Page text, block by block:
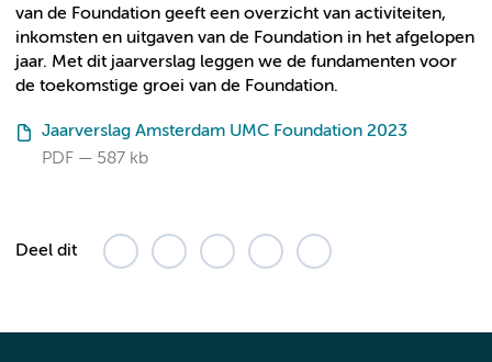
van de Foundation geeft een overzicht van activiteiten,
inkomsten en uitgaven van de Foundation in het afgelopen
jaar. Met dit jaarverslag leggen we de fundamenten voor
de toekomstige groei van de Foundation.
Jaarverslag Amsterdam UMC Foundation 2023
PDF
587 kb
Deel dit